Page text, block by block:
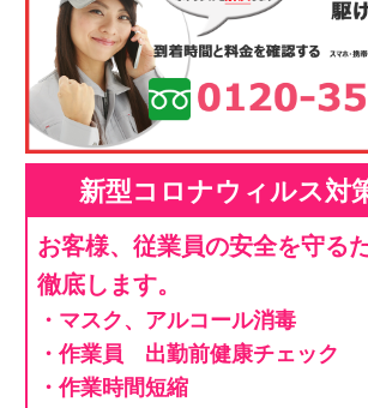
新型コロナウィルス対
お客様、従業員の安全を守る
徹底します。
・マスク、アルコール消毒
・作業員 出勤前健康チェック
・作業時間短縮